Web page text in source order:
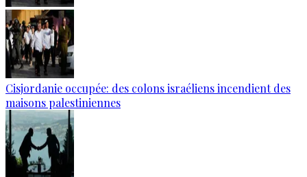
Cisjordanie occupée: des colons israéliens incendient des
maisons palestiniennes